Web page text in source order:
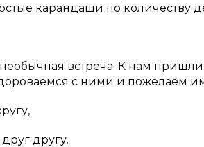
карандаши по количеству
встреча. К нам пришли
с ними и пожелаем
другу.